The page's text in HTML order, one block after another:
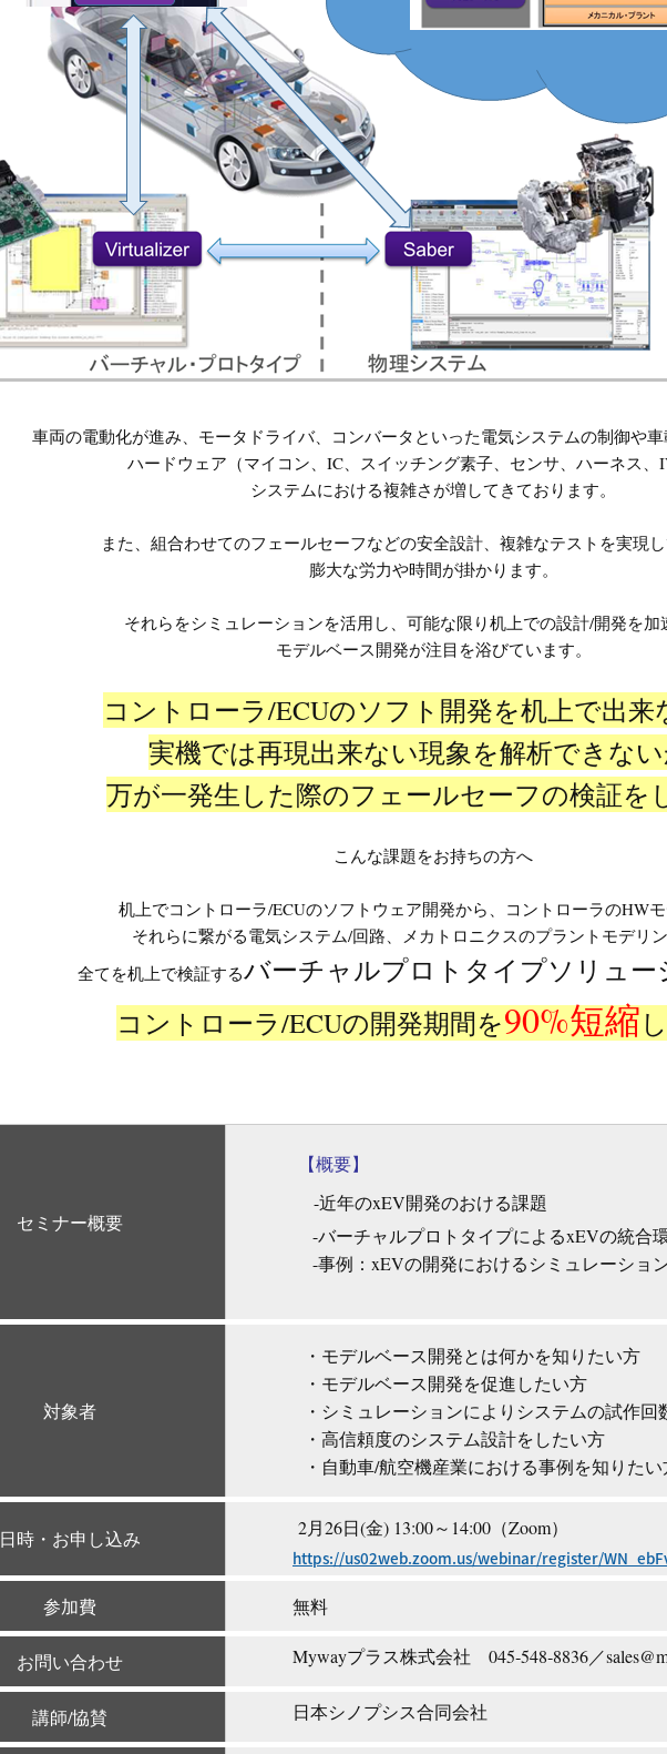
車両の電動化が進み、モータドライバ、コンバータといった電気システムの制御や車
ハードウェア（マイコン、IC、スイッチング素子、センサ、ハーネス、
システムにおける複雑さが増してきております。
また、組合わせてのフェールセーフなどの安全設計、複雑なテストを実現
膨大な労力や時間が掛かります。
それらをシミュレーションを活用し、可能な限り机上での設計/開発を加
モデルベース開発が注目を浴びています。
コントローラ/ECUのソフト開発を机上で出
実機では再現出来ない現象を解析できな
万が一発生した際のフェールセーフの検証
こんな課題をお持ちの方へ
机上でコントローラ/ECUのソフトウェア開発から、コントローラのHWモ
それらに繋がる電気システム/回路、メカトロニクスのプラントモデリン
全てを机上で検証するバーチャルプロトタイプソリュー
コントローラ/ECUの開発期間を90%短縮
セミナー概要
【概要】
-近年のxEV開発のおける課題
-バーチャルプロトタイプによるxEVの統合
-事例：xEVの開発におけるシミュレーショ
対象者
・モデルベース開発とは何かを知りたい方
・モデルベース開発を促進したい方
・シミュレーションによりシステムの試作
・高信頼度のシステム設計をしたい方
・自動車/航空機産業における事例を知りたい
日時・お申し込み 2月26日(金) 13:00～14:00（Zoom）
https://us02web.zoom.us/webinar/register/
参加費 無料
お問い合わせ Mywayプラス株式会社 045‐548‐8836／
講師/協賛 日本シノプシス合同会社